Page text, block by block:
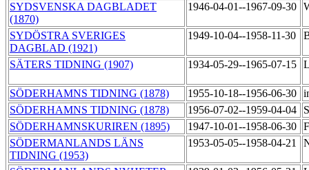
SYDSVENSKA DAGBLADET
(1870)
1946-04-01--1967-09-30
SYDÖSTRA SVERIGES
DAGBLAD (1921)
1949-10-04--1958-11-30
SÄTERS TIDNING (1907) 1934-05-29--1965-07-15
SÖDERHAMNS TIDNING (1878) 1955-10-18--1956-06-30
SÖDERHAMNS TIDNING (1878)
1956-07-02--1959-04-04
SÖDERHAMNSKURIREN (1895)
1947-10-01--1958-06-30
SÖDERMANLANDS LÄNS
TIDNING (1953)
1953-05-05--1958-04-21